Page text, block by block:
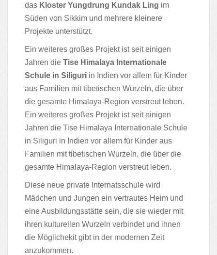
das Kloster Yungdrung Kundak Ling im
Süden von Sikkim und mehrere kleinere
Projekte unterstützt.
Ein weiteres großes Projekt ist seit einigen
Jahren die Tise Himalaya Internationale
Schule in Siliguri in Indien vor allem für Kinder
aus Familien mit tibetischen Wurzeln, die über
die gesamte Himalaya-Region verstreut leben.
Ein weiteres großes Projekt ist seit einigen
Jahren die Tise Himalaya Internationale Schule
in Siliguri in Indien vor allem für Kinder aus
Familien mit tibetischen Wurzeln, die über die
gesamte Himalaya-Region verstreut leben.
Diese neue private Internatsschule wird
Mädchen und Jungen ein vertrautes Heim und
eine Ausbildungsstätte sein, die sie wieder mit
ihren kulturellen Wurzeln verbindet und ihnen
die Möglichekit gibt in der modernen Zeit
anzukommen.